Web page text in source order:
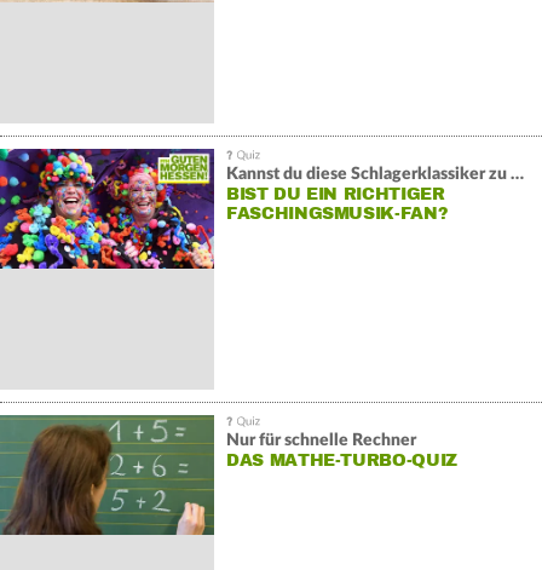
Kannst du diese Schlagerklassiker zu Ende reimen?
BIST DU EIN RICHTIGER
FASCHINGSMUSIK-FAN?
Nur für schnelle Rechner
DAS MATHE-TURBO-QUIZ